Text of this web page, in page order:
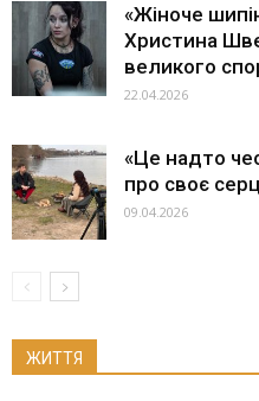
«Жіноче
Христина
великого
22.04.2026
«Це надто
про своє
09.04.2026
ЖИТТЯ